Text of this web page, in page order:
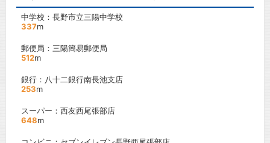
中学校：長野市立三陽中学校
337m
郵便局：三陽簡易郵便局
512m
銀行：八十二銀行南長池支店
253m
スーパー：西友西尾張部店
648m